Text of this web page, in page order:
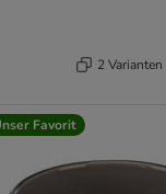
2 Varianten
Favorit